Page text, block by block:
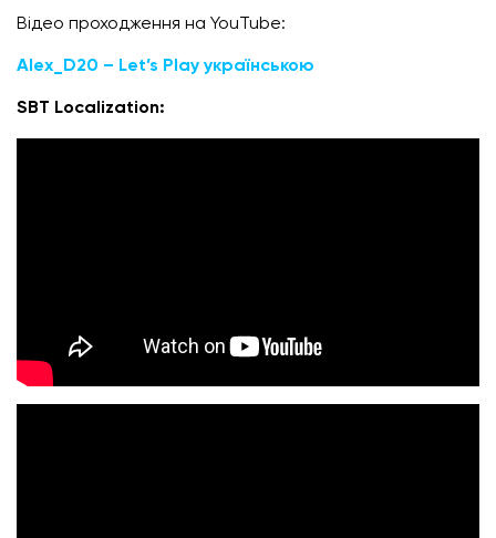
Відео проходження на YouTube:
Alex_D20 – Let’s Play українською
SBT Localization: